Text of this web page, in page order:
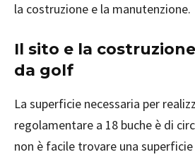
la costruzione e la manutenzione.
Il sito e la
da golf
La superficie necessaria per
regolamentare a 18 buche è di
non è facile trovare una